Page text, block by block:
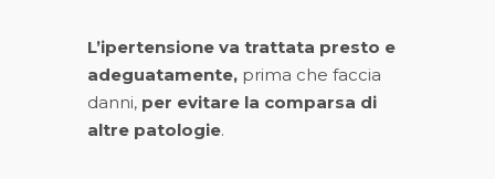
L’ipertensione va trattata presto e
adeguatamente, prima che faccia
danni, per evitare la comparsa di
altre patologie.